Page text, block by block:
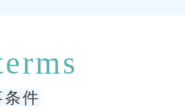
条件